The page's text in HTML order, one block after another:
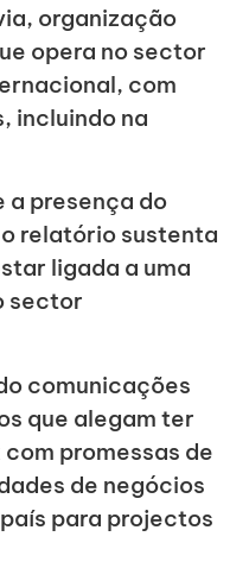
organização
opera no sector
com
incluindo na
a presença do
relatório sustenta
ligada a uma
sector
comunicações
que alegam ter
promessas de
de negócios
para projectos